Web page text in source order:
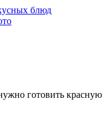
готовить красную